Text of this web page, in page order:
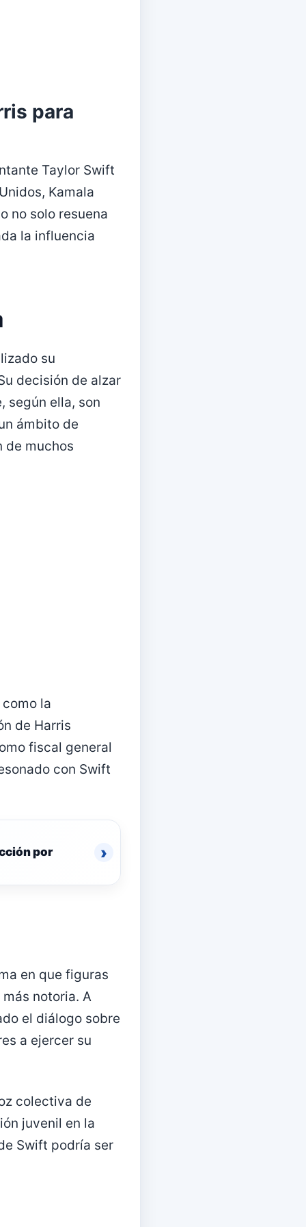
para
Taylor Swift
Kamala
no solo resuena
la influencia
su
decisión de alzar
según ella, son
ámbito de
de muchos
la
de Harris
fiscal general
con Swift
por ›
en que figuras
notoria. A
el diálogo sobre
a ejercer su
colectiva de
juvenil en la
Swift podría ser